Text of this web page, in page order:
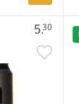
5.30